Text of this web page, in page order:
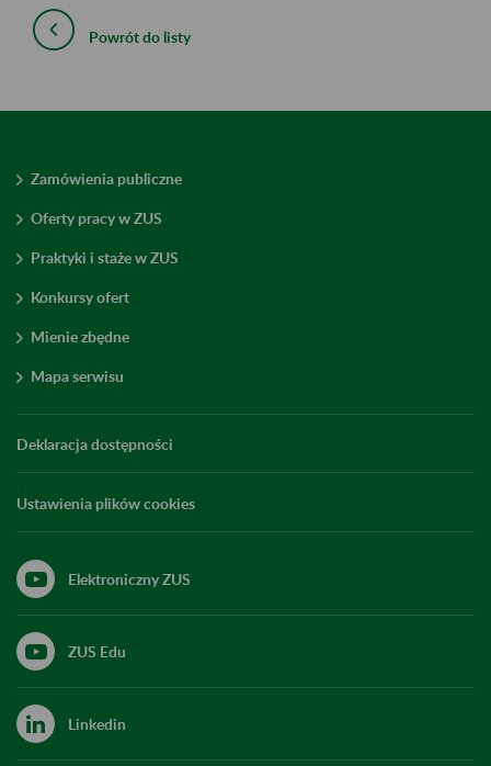
Powrót do listy
Zamówienia publiczne
Oferty pracy w ZUS
Praktyki i staże w ZUS
Konkursy ofert
Mienie zbędne
Mapa serwisu
Deklaracja dostępności
Ustawienia plików cookies
Elektroniczny ZUS
ZUS Edu
Linkedin